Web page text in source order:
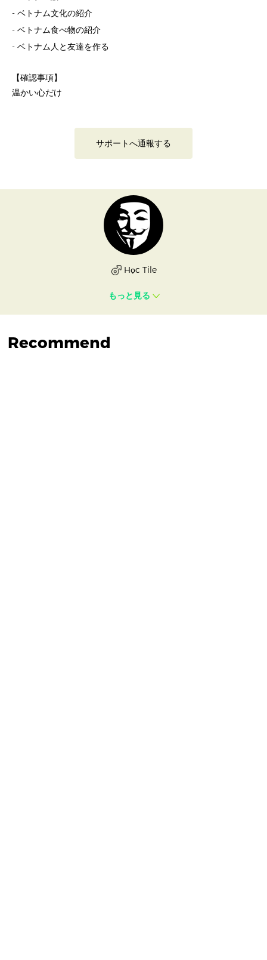
- ベトナム文化の紹介
- ベトナム食べ物の紹介
- ベトナム人と友達を作る
【確認事項】
温かい心だけ
サポートへ通報する
Học Tile
もっと見る
Recommend